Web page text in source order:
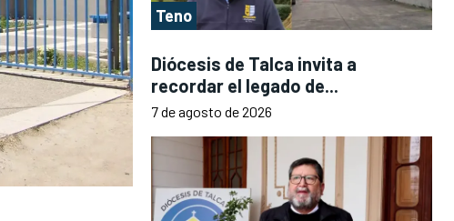
Teno
Diócesis de Talca invita a
recordar el legado de...
7 de agosto de 2026